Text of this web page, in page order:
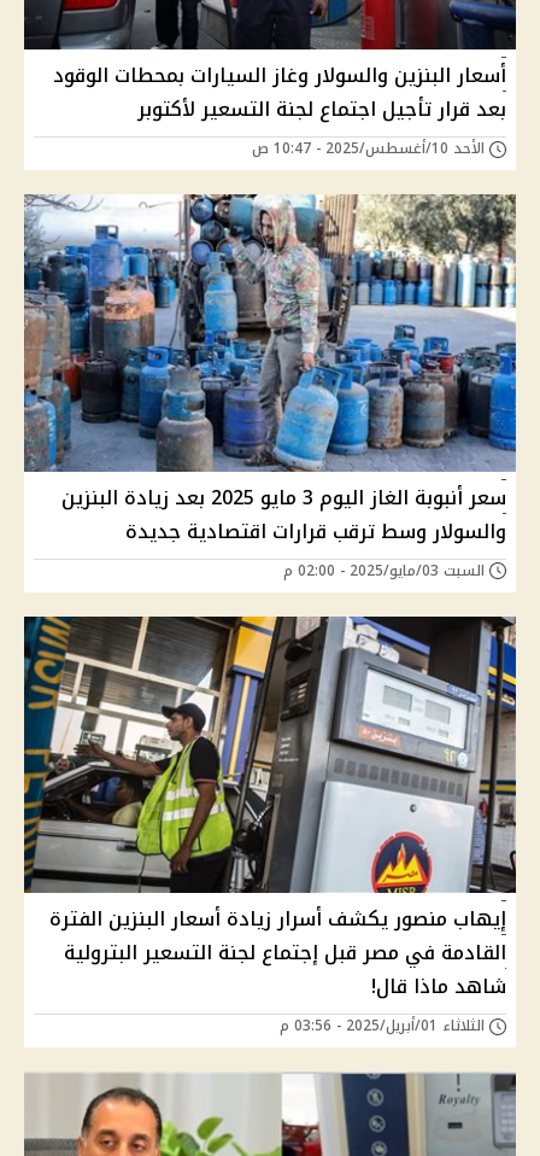
أسعار البنزين والسولار وغاز السيارات بمحطات الوقود
بعد قرار تأجيل اجتماع لجنة التسعير لأكتوبر
الأحد 10/أغسطس/2025 - 10:47 ص
سعر أنبوبة الغاز اليوم 3 مايو 2025 بعد زيادة البنزين
والسولار وسط ترقب قرارات اقتصادية جديدة
السبت 03/مايو/2025 - 02:00 م
إيهاب منصور يكشف أسرار زيادة أسعار البنزين الفترة
القادمة في مصر قبل إجتماع لجنة التسعير البترولية
شاهد ماذا قال!
الثلاثاء 01/أبريل/2025 - 03:56 م